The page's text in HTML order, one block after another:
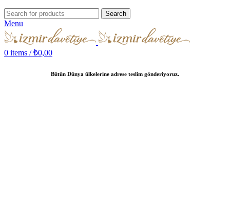
Search
Menu
0 items / ₺0,00
Bütün Dünya ülkelerine adrese teslim gönderiyoruz.